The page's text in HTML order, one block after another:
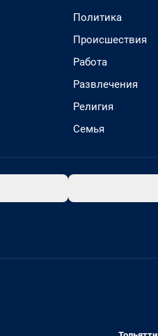
Политика
Происшествия
Работа
Развлечения
Религия
Семья